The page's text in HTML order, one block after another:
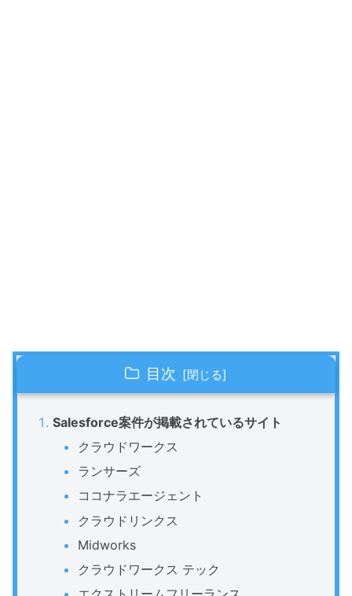
目次
Salesforce案件が掲載されているサイト
クラウドワークス
ランサーズ
ココナラエージェント
クラウドリンクス
Midworks
クラウドワークス テック